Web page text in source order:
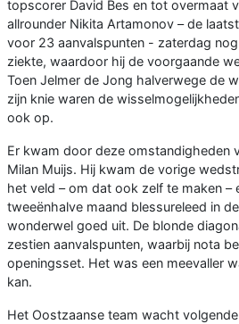
topscorer David Bes en tot overmaat
allrounder Nikita Artamonov – de
voor 23 aanvalspunten - zaterdag
ziekte, waardoor hij de voorgaande
Toen Jelmer de Jong halverwege de
zijn knie waren de
ook op.
Er kwam door deze omstandigheden
Milan Muijs. Hij kwam de vorige
het veld – om dat ook zelf te maken –
tweeënhalve maand blessureleed in
wonderwel goed uit. De blonde
zestien aanvalspunten, waarbij nota
openingsset. Het was een meevaller
kan.
Het Oostzaanse team wacht